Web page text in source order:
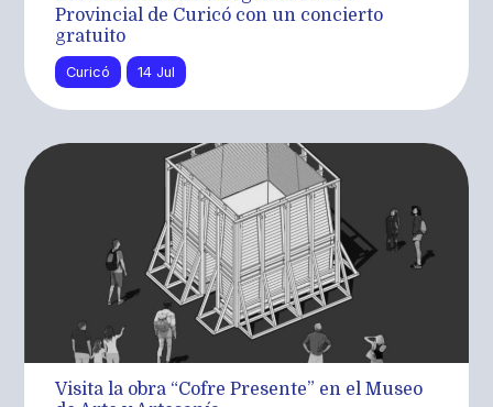
Provincial de Curicó con un concierto
gratuito
Curicó 14 Jul
Visita la obra “Cofre Presente” en el Museo